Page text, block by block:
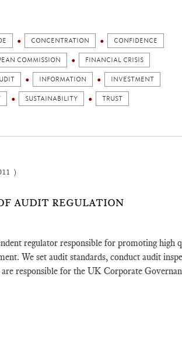
CONCENTRATION CONFIDENCE
COMMISSION FINANCIAL CRISIS
INFORMATION INVESTMENT
SUSTAINABILITY TRUST
)
AUDIT REGULATION
regulator responsible for promoting high
We set audit standards, conduct audit
responsible for the UK Corporate